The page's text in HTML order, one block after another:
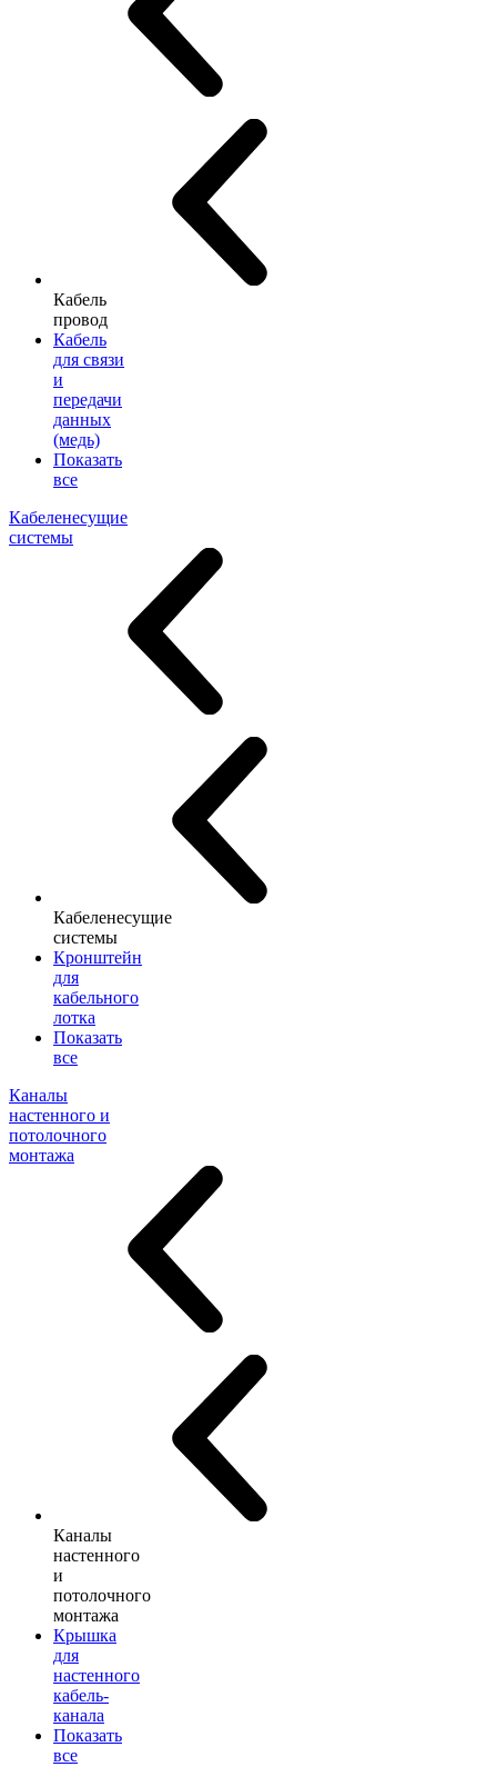
Кабель
провод
Кабель
для связи
и
передачи
данных
(медь)
Показать
все
Кабеленесущие
системы
Кабеленесущие
системы
Кронштейн
для
кабельного
лотка
Показать
все
Каналы
настенного и
потолочного
монтажа
Каналы
настенного
и
потолочного
монтажа
Крышка
для
настенного
кабель-
канала
Показать
все